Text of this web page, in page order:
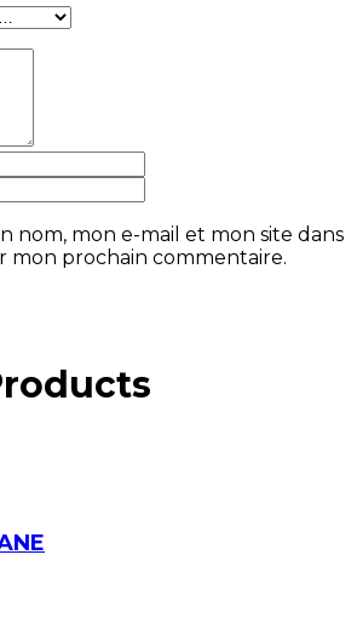
nom, mon e-mail et mon site dans
mon prochain commentaire.